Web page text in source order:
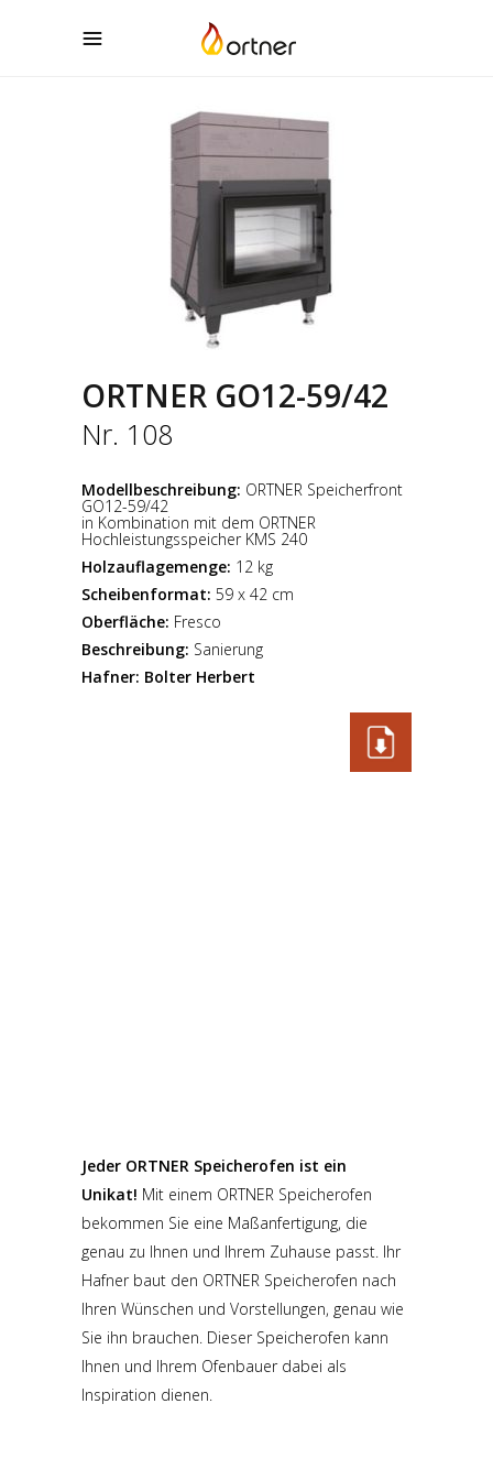
ORTNER GO12-59/42
Nr. 108
Modellbeschreibung: ORTNER Speicherfront
GO12-59/42
in Kombination mit dem ORTNER
Hochleistungsspeicher KMS 240
Holzauflagemenge: 12 kg
Scheibenformat: 59 x 42 cm
Oberfläche: Fresco
Beschreibung: Sanierung
Hafner: Bolter Herbert
Jeder ORTNER Speicherofen ist ein
Unikat! Mit einem ORTNER Speicherofen
bekommen Sie eine Maßanfertigung, die
genau zu Ihnen und Ihrem Zuhause passt. Ihr
Hafner baut den ORTNER Speicherofen nach
Ihren Wünschen und Vorstellungen, genau wie
Sie ihn brauchen. Dieser Speicherofen kann
Ihnen und Ihrem Ofenbauer dabei als
Inspiration dienen.